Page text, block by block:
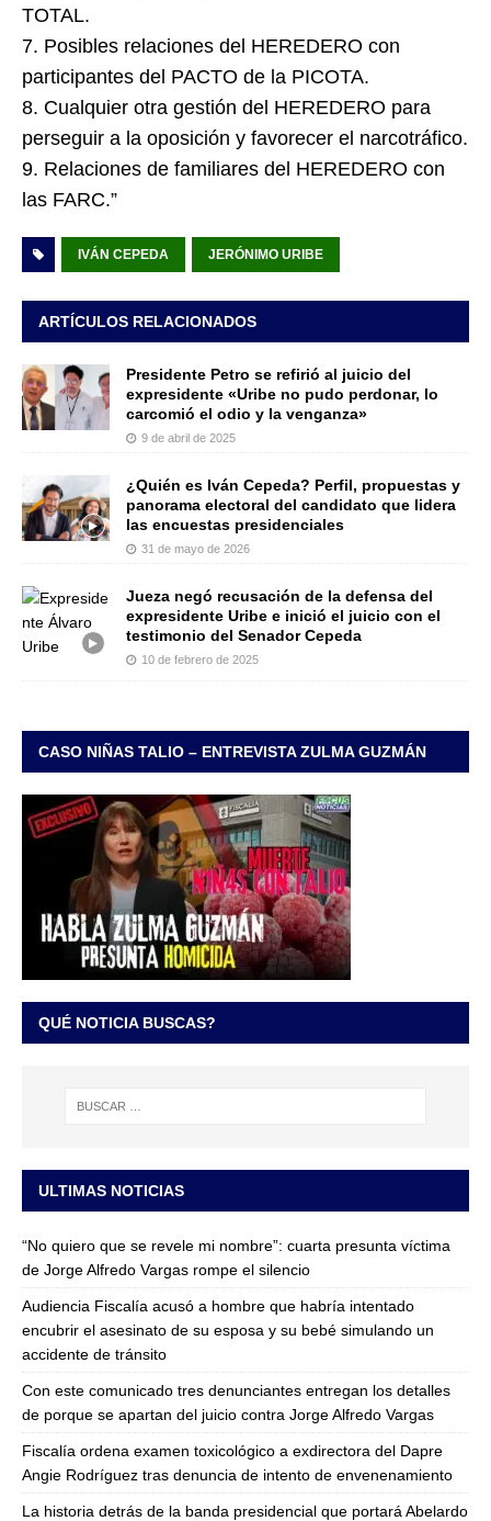
TOTAL.
7. Posibles relaciones del HEREDERO con
participantes del PACTO de la PICOTA.
8. Cualquier otra gestión del HEREDERO para
perseguir a la oposición y favorecer el narcotráfico.
9. Relaciones de familiares del HEREDERO con
las FARC.”
IVÁN CEPEDA JERÓNIMO URIBE
ARTÍCULOS RELACIONADOS
Presidente Petro se refirió al juicio del
expresidente «Uribe no pudo perdonar, lo
carcomió el odio y la venganza»
9 de abril de 2025
¿Quién es Iván Cepeda? Perfil, propuestas y
panorama electoral del candidato que lidera
las encuestas presidenciales
31 de mayo de 2026
Jueza negó recusación de la defensa del
expresidente Uribe e inició el juicio con el
testimonio del Senador Cepeda
10 de febrero de 2025
CASO NIÑAS TALIO – ENTREVISTA ZULMA GUZMÁN
QUÉ NOTICIA BUSCAS?
ULTIMAS NOTICIAS
“No quiero que se revele mi nombre”: cuarta presunta víctima
de Jorge Alfredo Vargas rompe el silencio
Audiencia Fiscalía acusó a hombre que habría intentado
encubrir el asesinato de su esposa y su bebé simulando un
accidente de tránsito
Con este comunicado tres denunciantes entregan los detalles
de porque se apartan del juicio contra Jorge Alfredo Vargas
Fiscalía ordena examen toxicológico a exdirectora del Dapre
Angie Rodríguez tras denuncia de intento de envenenamiento
La historia detrás de la banda presidencial que portará Abelardo